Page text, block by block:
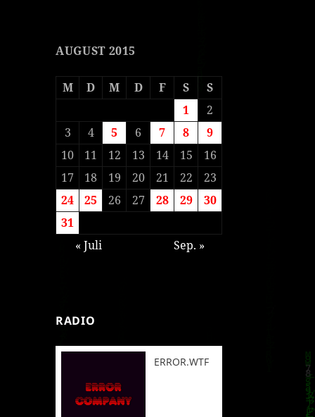
AUGUST 2015
M D M D F S
S
1
2
3
4 5 6 7 8
9
10
11 12 13 14 15
16
17
18 19 20 21 22
23
24
25 26 27 28 29
30
31
« Juli
Sep. »
RADIO
ERROR.WTF